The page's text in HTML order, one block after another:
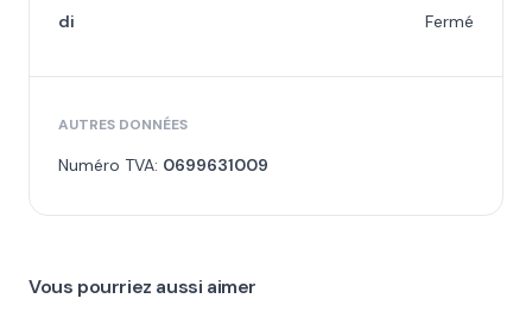
di
Fermé
AUTRES DONNÉES
Numéro TVA: 0699631009
Vous pourriez aussi aimer